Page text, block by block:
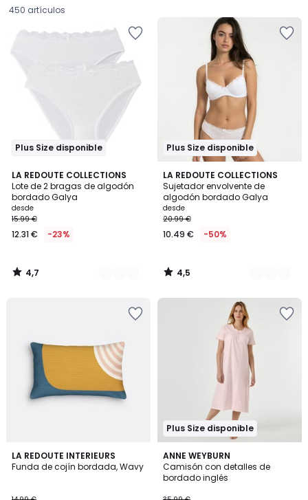
450 artículos
Plus Size disponible
LA REDOUTE COLLECTIONS
Lote de 2 bragas de algodón
bordado Galya
Precio
a
partir
12.31
€
descuento
aplicado.
desde
15.99 €
12.31 € -23%
4,7
/ 5
4
Colores
4,7
/
Plus Size disponible
LA REDOUTE COLLECTIONS
Sujetador envolvente de
algodón bordado Galya
desde
20.99 €
10.49 € -50%
4,5
/ 5
4
Colores
4,5
/
LA REDOUTE INTERIEURS
Funda de cojín bordada, Wavy
4,3
/ 5
Plus Size disponible
ANNE WEYBURN
Camisón con detalles de
bordado inglés
4,8
/ 5